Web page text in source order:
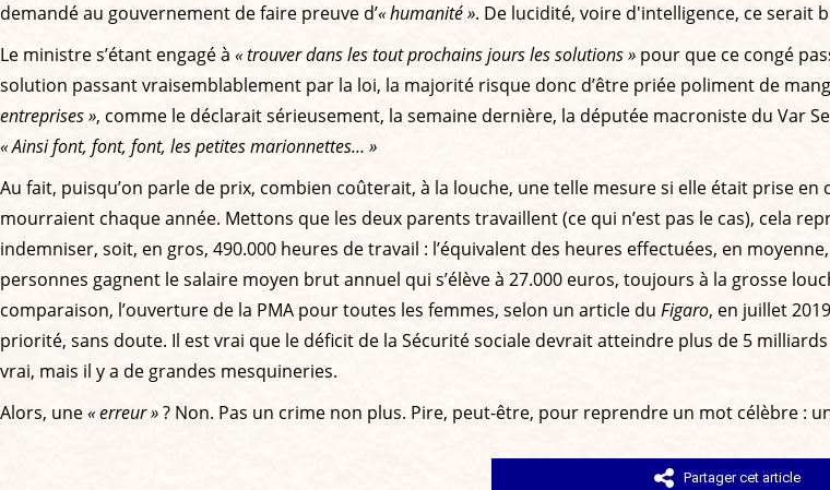
demandé au gouvernement de faire preuve d’« humanité ». De lucidité, voire d'intelligence, ce serait
Le ministre s’étant engagé à « trouver dans les tout prochains jours les solutions » pour que ce congé
solution passant vraisemblablement par la loi, la majorité risque donc d’être priée poliment de
entreprises », comme le déclarait sérieusement, la semaine dernière, la députée macroniste du Var
« Ainsi font, font, font, les petites marionnettes… »
Au fait, puisqu’on parle de prix, combien coûterait, à la louche, une telle mesure si elle était prise
mourraient chaque année. Mettons que les deux parents travaillent (ce qui n’est pas le cas), cela
indemniser, soit, en gros, 490.000 heures de travail : l’équivalent des heures effectuées, en
personnes gagnent le salaire moyen brut annuel qui s’élève à 27.000 euros, toujours à la grosse
comparaison, l’ouverture de la PMA pour toutes les femmes, selon un article du Figaro, en juillet
priorité, sans doute. Il est vrai que le déficit de la Sécurité sociale devrait atteindre plus de 5 milliards
vrai, mais il y a de grandes mesquineries.
Alors, une« erreur »? Non. Pas un crime non plus. Pire, peut-être, pour reprendre un mot célèbre :
Partager cet article